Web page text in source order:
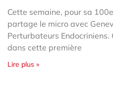
Cette semaine, pour sa
partage le micro avec
Perturbateurs Endocriniens.
dans cette première
Lire plus »